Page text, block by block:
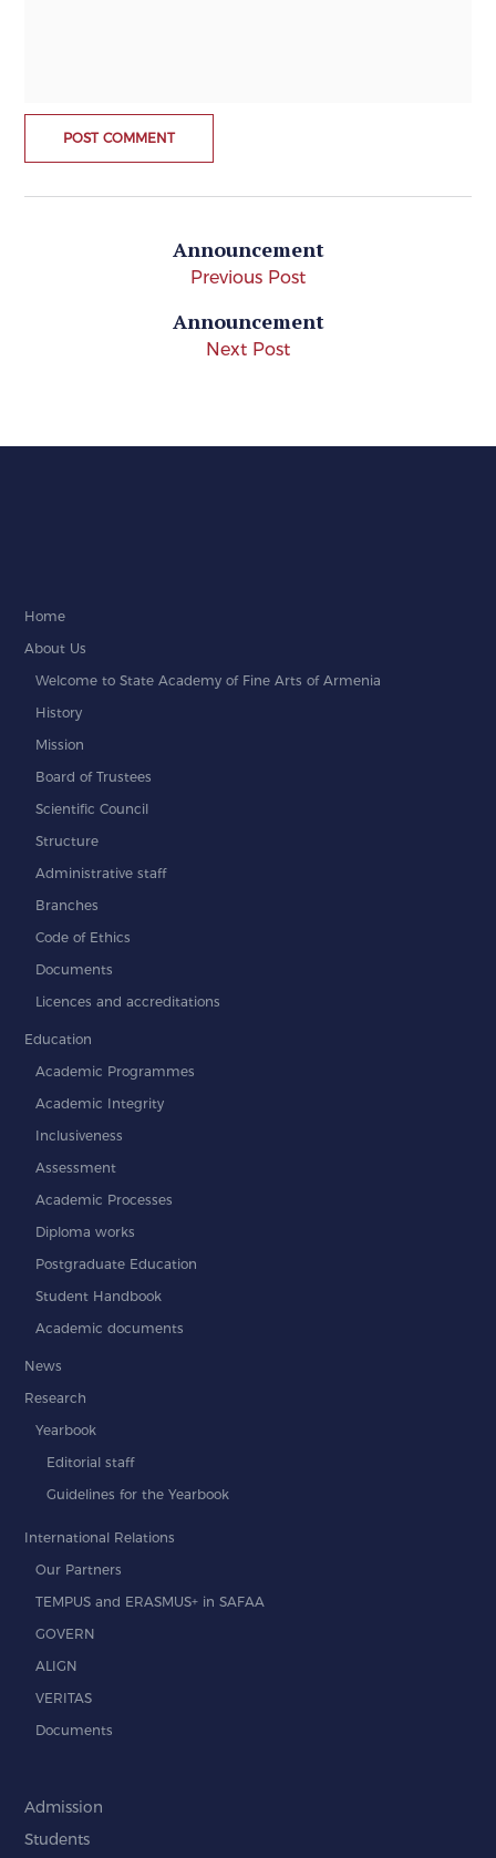
Announcement
Previous Post
Announcement
Next Post
Home
About Us
Welcome to State Academy of Fine Arts of Armenia
History
Mission
Board of Trustees
Scientific Council
Structure
Administrative staff
Branches
Code of Ethics
Documents
Licences and accreditations
Education
Academic Programmes
Academic Integrity
Inclusiveness
Assessment
Academic Processes
Diploma works
Postgraduate Education
Student Handbook
Academic documents
News
Research
Yearbook
Editorial staff
Guidelines for the Yearbook
International Relations
Our Partners
TEMPUS and ERASMUS+ in SAFAA
GOVERN
ALIGN
VERITAS
Documents
Admission
Students